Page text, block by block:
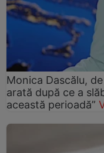
Monica Dascălu,
arată după ce a
această perioadă”